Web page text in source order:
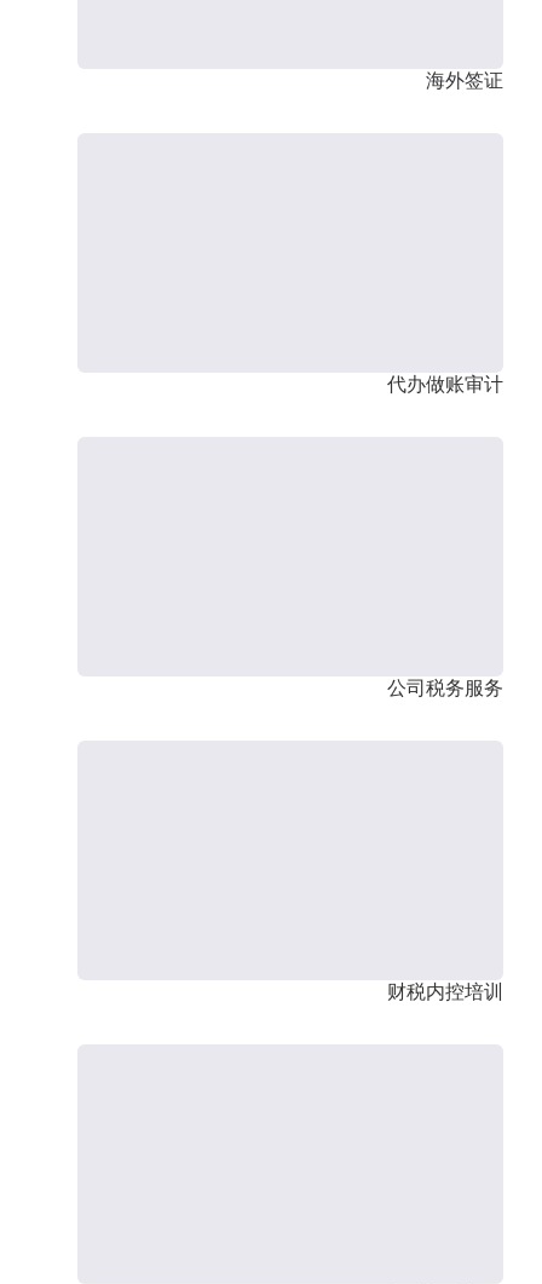
海外签证
代办做账审计
公司税务服务
财税内控培训